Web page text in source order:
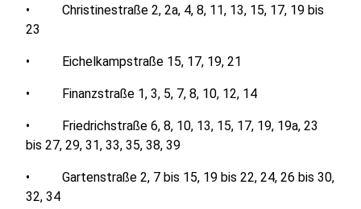
• Christinestraße 2, 2a, 4, 8, 11, 13, 15, 17, 19 bis
23
• Eichelkampstraße 15, 17, 19, 21
• Finanzstraße 1, 3, 5, 7, 8, 10, 12, 14
• Friedrichstraße 6, 8, 10, 13, 15, 17, 19, 19a, 23
bis 27, 29, 31, 33, 35, 38, 39
• Gartenstraße 2, 7 bis 15, 19 bis 22, 24, 26 bis 30,
32, 34